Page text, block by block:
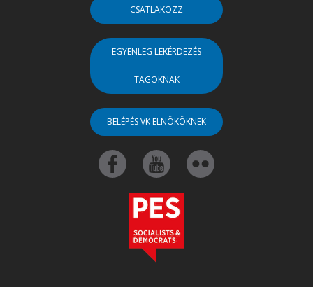
CSATLAKOZZ
EGYENLEG LEKÉRDEZÉS
TAGOKNAK
BELÉPÉS VK ELNÖKÖKNEK